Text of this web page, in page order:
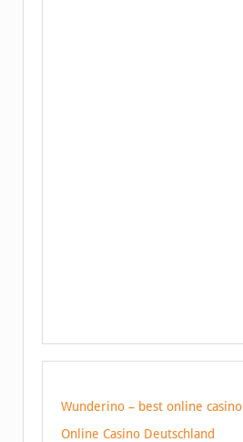
Wunderino – best online casino
Online Casino Deutschland